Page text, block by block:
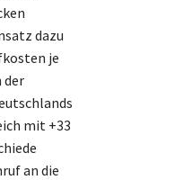
dazu
je
der
mit +33
an die